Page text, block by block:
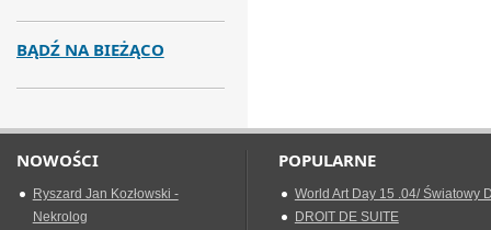
BĄDŹ NA BIEŻĄCO
NOWOŚCI
Ryszard Jan Kozłowski -
Nekrolog
POPULARNE
World Art Day 15 .04/ Światowy
DROIT DE SUITE